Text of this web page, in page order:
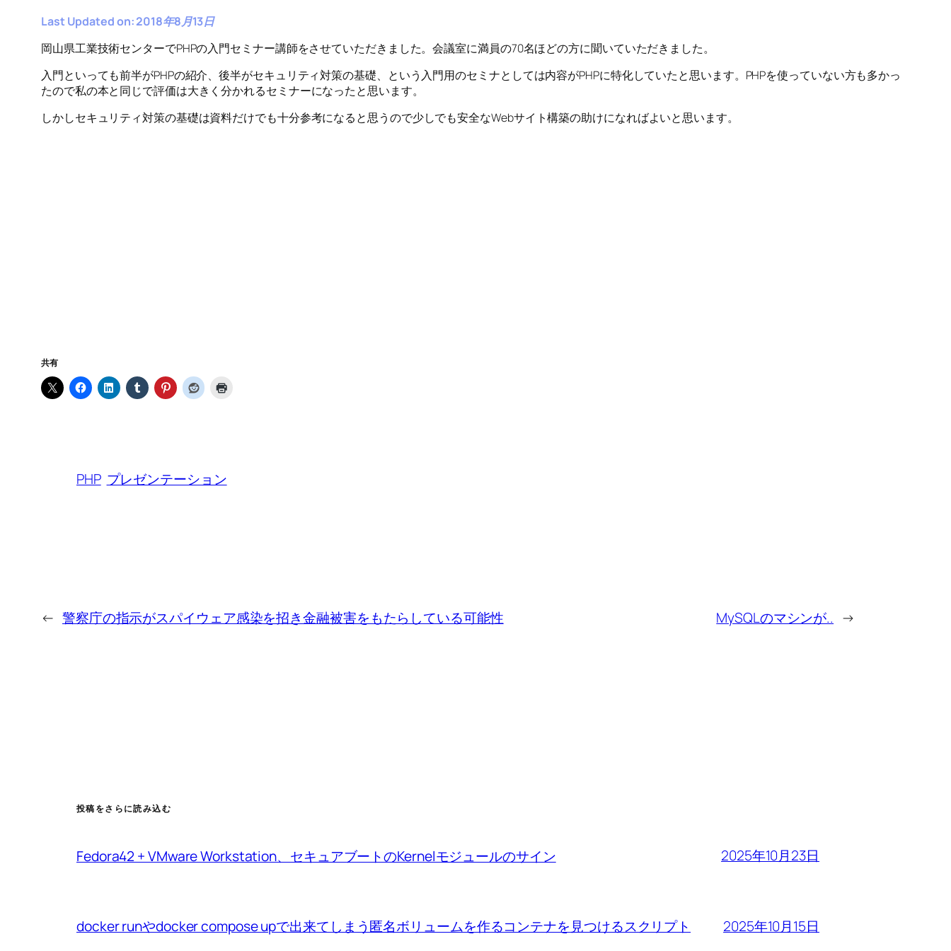
Last Updated on: 2018年8月13日
岡山県工業技術センターでPHPの入門セミナー講師をさせていただきました。会議室に満員の70名ほどの方に聞いていただきました。
入門といっても前半がPHPの紹介、後半がセキュリティ対策の基礎、という入門用のセミナとしては内容がPHPに特化していたと思います。PHPを使っていない方も多かっ
たので私の本と同じで評価は大きく分かれるセミナーになったと思います。
しかしセキュリティ対策の基礎は資料だけでも十分参考になると思うので少しでも安全なWebサイト構築の助けになればよいと思います。
共有
PHP プレゼンテーション
← 警察庁の指示がスパイウェア感染を招き金融被害をもたらしている可能性 MySQLのマシンが.. →
投稿をさらに読み込む
Fedora42 + VMware Workstation、セキュアブートのKernelモジュールのサイン 2025年10月23日
docker runやdocker compose upで出来てしまう匿名ボリュームを作るコンテナを見つけるスクリプト 2025年10月15日